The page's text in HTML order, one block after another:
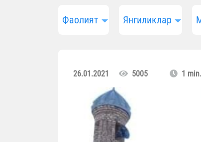
Фаолият Янгиликлар
26.01.2021 5005 1 min.